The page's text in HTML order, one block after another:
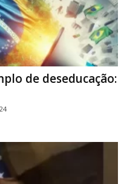
de deseducação: